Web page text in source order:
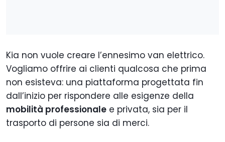
Kia non vuole creare l’ennesimo van elettrico.
Vogliamo offrire ai clienti qualcosa che prima
non esisteva: una piattaforma progettata fin
dall’inizio per rispondere alle esigenze della
mobilità professionale e privata, sia per il
trasporto di persone sia di merci.